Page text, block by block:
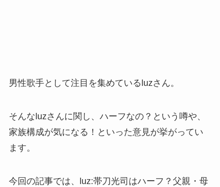
男性歌手として注目を集めているluzさん。
そんなluzさんに関し、ハーフなの？という噂や、
家族構成が気になる！といった意見が挙がってい
ます。
今回の記事では、luz:帯刀光司はハーフ？父親・母